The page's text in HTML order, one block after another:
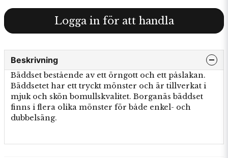
Logga in för att handla
Beskrivning
Bäddset bestående av ett örngott och ett påslakan.
Bäddsetet har ett tryckt mönster och är tillverkat i
mjuk och skön bomullskvalitet. Borganäs bäddset
finns i flera olika mönster för både enkel- och
dubbelsäng.